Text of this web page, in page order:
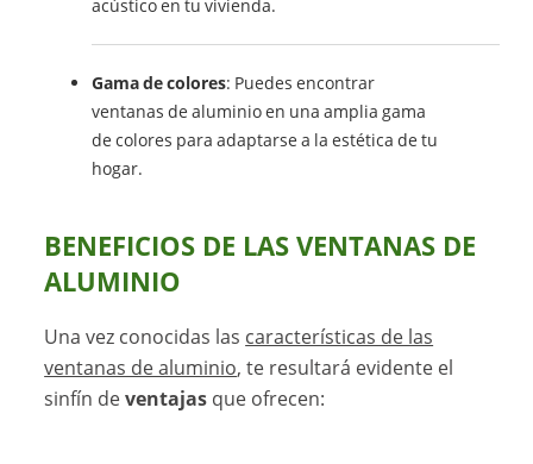
acústico en tu vivienda.
Gama de colores: Puedes encontrar
ventanas de aluminio en una amplia gama
de colores para adaptarse a la estética de tu
hogar.
BENEFICIOS DE LAS VENTANAS DE
ALUMINIO
Una vez conocidas las características de las
ventanas de aluminio, te resultará evidente el
sinfín deventajas que ofrecen: